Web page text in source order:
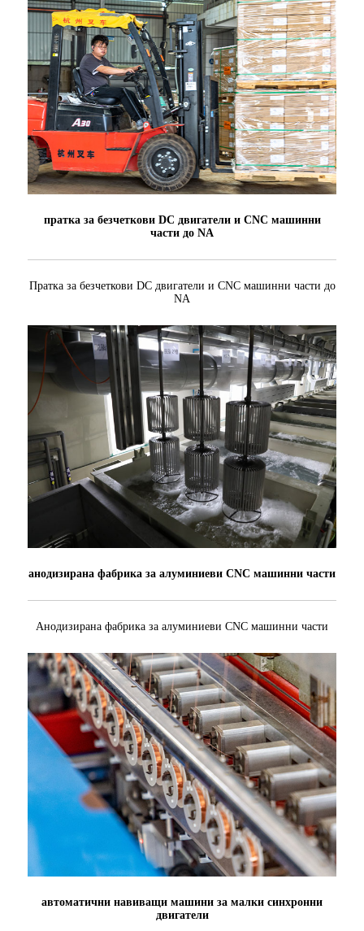
пратка за безчеткови DC двигатели и CNC машинни
части до NA
Пратка за безчеткови DC двигатели и CNC машинни части до
NA
анодизирана фабрика за алуминиеви CNC машинни части
Анодизирана фабрика за алуминиеви CNC машинни части
автоматични навиващи машини за малки синхронни
двигатели